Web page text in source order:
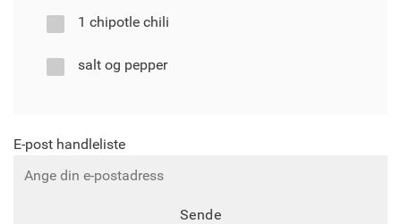
1 chipotle chili
salt og pepper
E-post handleliste
Sende